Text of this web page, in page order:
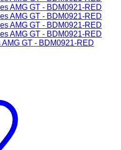
AMG GT - BDM0921-RED